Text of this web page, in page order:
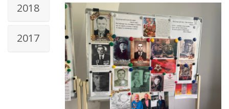
2018
2017